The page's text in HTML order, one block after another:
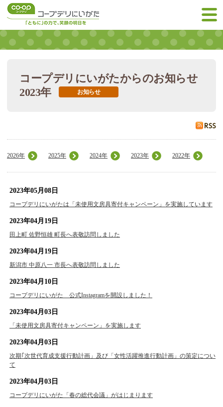
コープデリにいがたからのお知らせ
2023年
お知らせ
2026年 2025年 2024年 2023年 2022年
2023年05月08日
コープデリにいがたは「未使用文房具寄付キャンペーン」を実施しています
2023年04月19日
田上町 佐野恒雄 町長へ表敬訪問しました
2023年04月19日
新潟市 中原八一 市長へ表敬訪問しました
2023年04月10日
コープデリにいがた 公式Instagramを開設しました！
2023年04月03日
「未使用文房具寄付キャンペーン」を実施します
2023年04月03日
次期｢次世代育成支援行動計画」及び「女性活躍推進行動計画」の策定につい
て
2023年04月03日
コープデリにいがた「春の総代会議」がはじまります